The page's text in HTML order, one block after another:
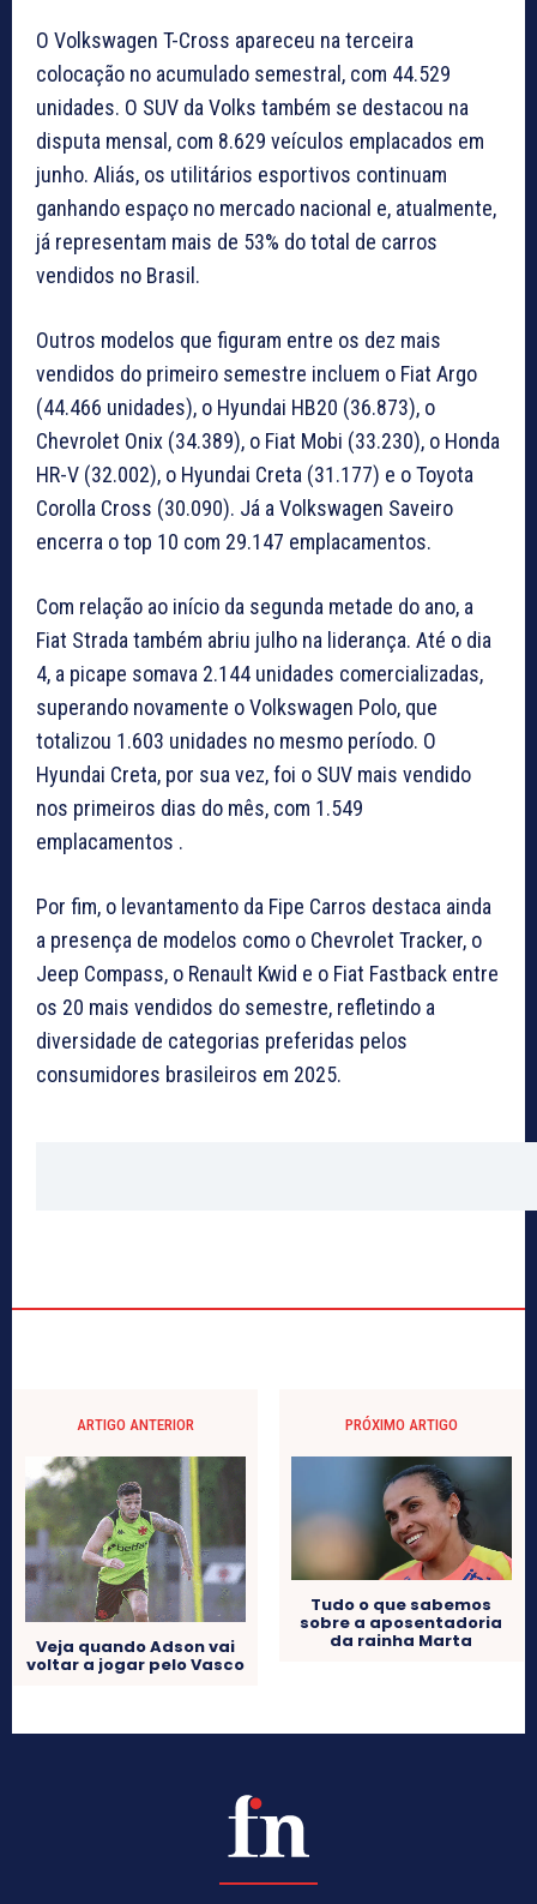
O Volkswagen T-Cross apareceu na terceira
colocação no acumulado semestral, com 44.529
unidades. O SUV da Volks também se destacou na
disputa mensal, com 8.629 veículos emplacados em
junho. Aliás, os utilitários esportivos continuam
ganhando espaço no mercado nacional e, atualmente,
já representam mais de 53% do total de carros
vendidos no Brasil.
Outros modelos que figuram entre os dez mais
vendidos do primeiro semestre incluem o Fiat Argo
(44.466 unidades), o Hyundai HB20 (36.873), o
Chevrolet Onix (34.389), o Fiat Mobi (33.230), o Honda
HR-V (32.002), o Hyundai Creta (31.177) e o Toyota
Corolla Cross (30.090). Já a Volkswagen Saveiro
encerra o top 10 com 29.147 emplacamentos.
Com relação ao início da segunda metade do ano, a
Fiat Strada também abriu julho na liderança. Até o dia
4, a picape somava 2.144 unidades comercializadas,
superando novamente o Volkswagen Polo, que
totalizou 1.603 unidades no mesmo período. O
Hyundai Creta, por sua vez, foi o SUV mais vendido
nos primeiros dias do mês, com 1.549
emplacamentos .
Por fim, o levantamento da Fipe Carros destaca ainda
a presença de modelos como o Chevrolet Tracker, o
Jeep Compass, o Renault Kwid e o Fiat Fastback entre
os 20 mais vendidos do semestre, refletindo a
diversidade de categorias preferidas pelos
consumidores brasileiros em 2025.
ARTIGO ANTERIOR
Veja quando Adson vai
voltar a jogar pelo Vasco
PRÓXIMO ARTIGO
Tudo o que sabemos
sobre a aposentadoria
da rainha Marta